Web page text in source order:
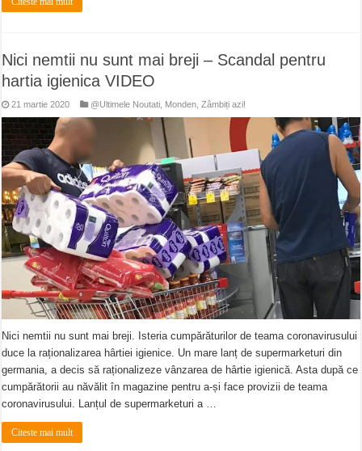
Nici nemtii nu sunt mai breji – Scandal pentru
hartia igienica VIDEO
21 martie 2020 @Ultimele Noutati Monden ,Zâmbiți azi!
Nici nemtii nu sunt mai breji. Isteria cumpărăturilor de teama coronavirusului
duce la raționalizarea hârtiei igienice. Un mare lanț de supermarketuri din
germania, a decis să raționalizeze vânzarea de hârtie igienică. Asta după ce
cumpărătorii au năvălit în magazine pentru a-și face provizii de teama
coronavirusului. Lanțul de supermarketuri a …
Citeste mai mult